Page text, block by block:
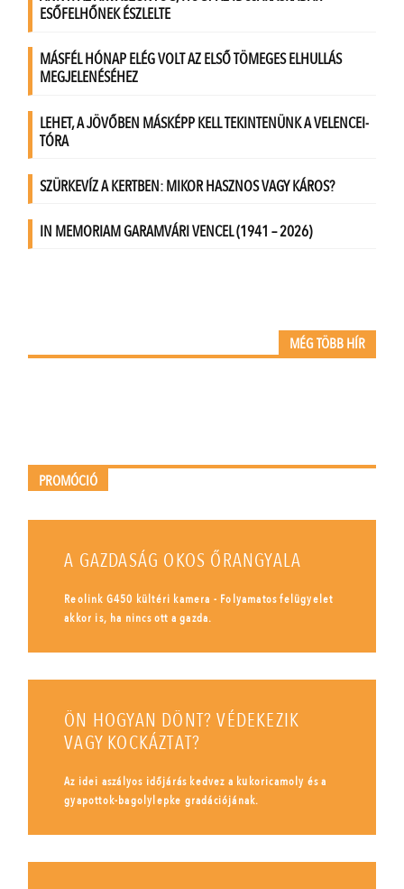
MÉG TÖBB HÍR
PROMÓCIÓ
A GAZDASÁG OKOS ŐRANGYALA
Reolink G450 kültéri kamera - Folyamatos felügyelet
akkor is, ha nincs ott a gazda.
ÖN HOGYAN DÖNT? VÉDEKEZIK
VAGY KOCKÁZTAT?
Az idei aszályos időjárás kedvez a kukoricamoly és a
gyapottok-bagolylepke gradációjának.